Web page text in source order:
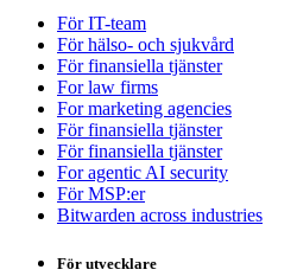
För IT-team
För hälso- och sjukvård
För finansiella tjänster
For law firms
For marketing agencies
För finansiella tjänster
För finansiella tjänster
For agentic AI security
För MSP:er
Bitwarden across industries
För utvecklare